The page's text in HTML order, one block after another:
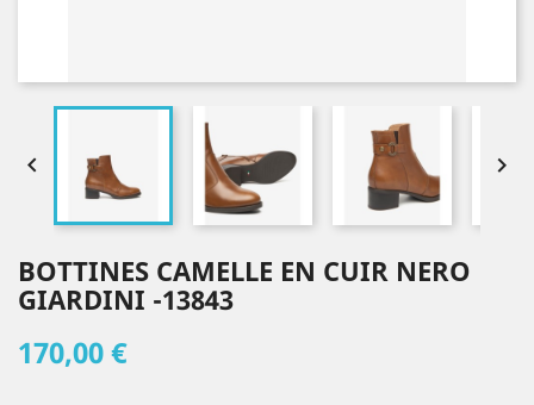
 
BOTTINES CAMELLE EN CUIR NERO
GIARDINI -13843
170,00 €